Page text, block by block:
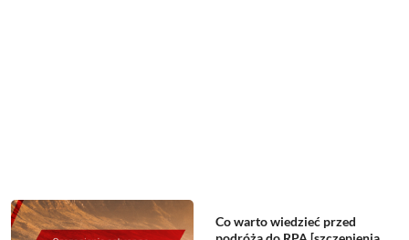
Co warto wiedzieć przed